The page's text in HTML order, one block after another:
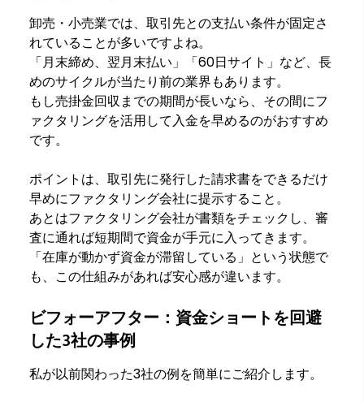
卸売・小売業では、取引先との支払い条件が固定さ
れていることが多いですよね。
「月末締め、翌月末払い」「60日サイト」など、長
めのサイクルが当たり前の業界もあります。
もし売掛金回収までの期間が長いなら、その間にフ
ァクタリングを活用して入金を早めるのがおすすめ
です。
ポイントは、取引先に発行した請求書をできるだけ
早めにファクタリング会社に提示すること。
あとはファクタリング会社が書類をチェックし、審
査に通れば短期間で資金が手元に入ってきます。
「在庫が動かず資金が滞留している」という状態で
も、この仕組みがあれば安心感が違います。
ビフォーアフター：資金ショートを回避
した3社の事例
私が以前関わった3社の例を簡単にご紹介します。